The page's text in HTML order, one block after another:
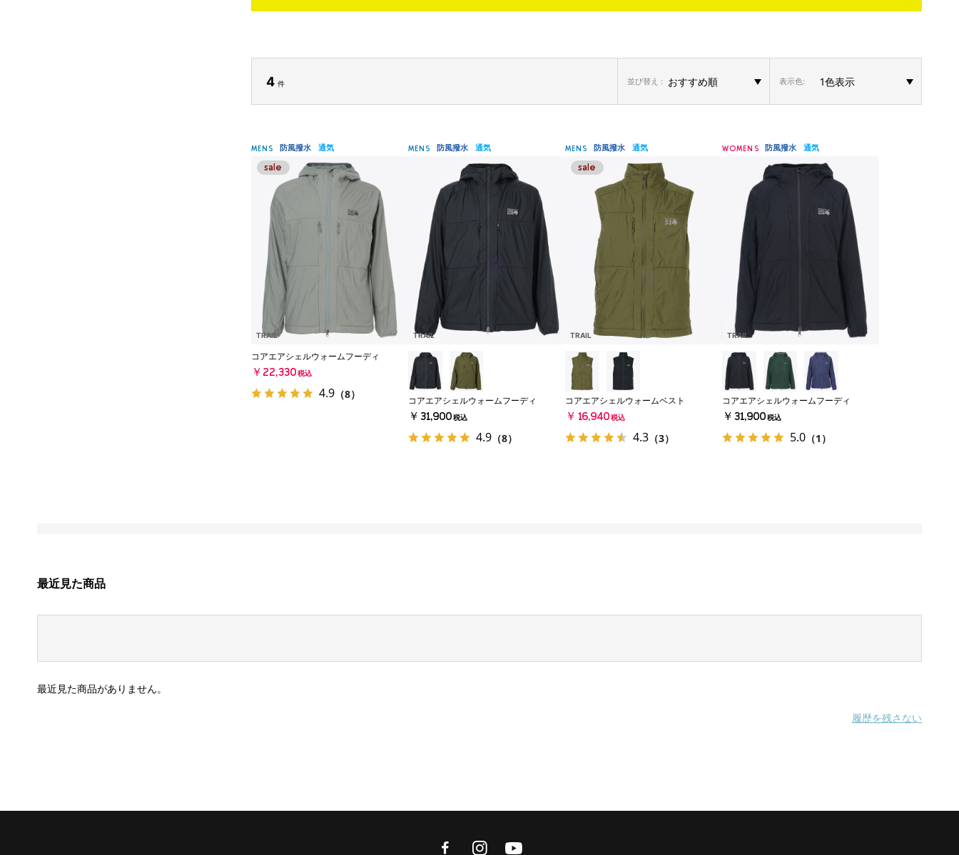
4 件 並び替え : 表示色:
MENS 防風撥水 通気
TRAIL
コアエアシェルウォームフーディ
￥22,330 税込
4.9 （8）
MENS 防風撥水 通気
TRAIL
コアエアシェルウォームフーディ
￥31,900 税込
4.9 （8）
MENS 防風撥水 通気
TRAIL
コアエアシェルウォームベスト
￥16,940 税込
4.3 （3）
WOMENS 防風撥水 通気
TRAIL
コアエアシェルウォームフーディ
￥31,900 税込
5.0 （1）
最近見た商品
最近見た商品がありません。
履歴を残さない
facebookinstagram